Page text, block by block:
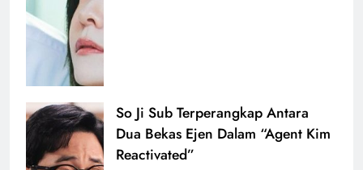
So Ji Sub Terperangkap Antara
Dua Bekas Ejen Dalam “Agent Kim
Reactivated”